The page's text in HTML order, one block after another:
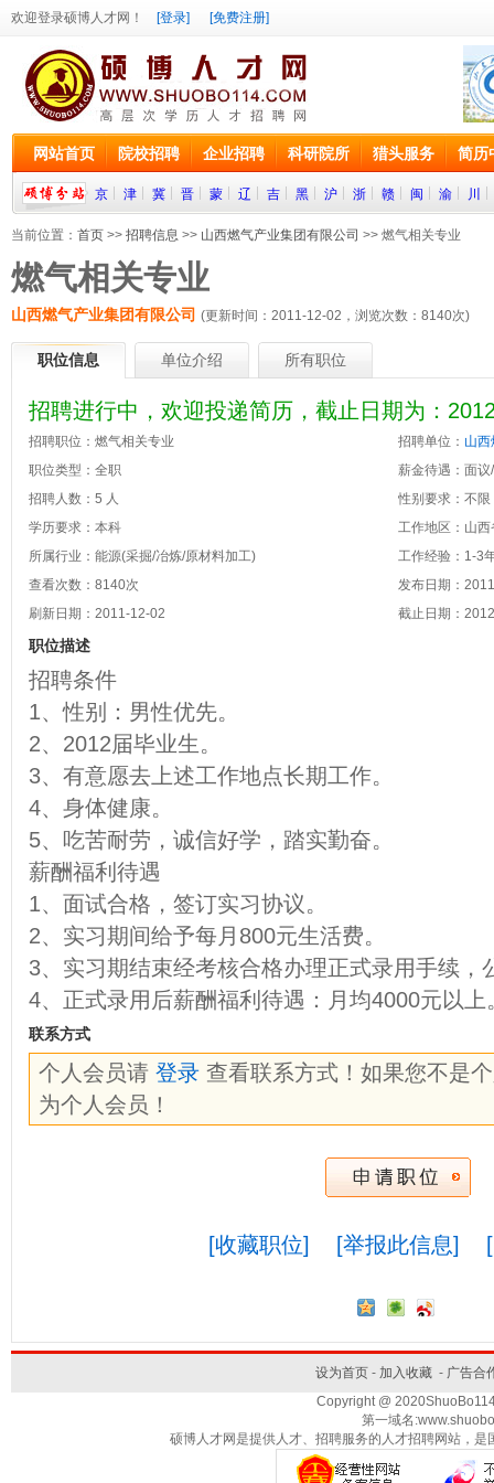
欢迎登录硕博人才网！ [登录] [免费注册]
网站首页 院校招聘 企业招聘 科研院所 猎头服务 简历
京 津 冀 晋 蒙 辽 吉 黑 沪 浙 赣 闽 渝 川
当前位置： 首页 >> 招聘信息 >> 山西燃气产业集团有限公司 >> 燃气相关专业
燃气相关专业
山西燃气产业集团有限公司 (更新时间：2011-12-02，浏览次数： 8140次)
职位信息 单位介绍 所有职位
招聘进行中，欢迎投递简历，截止日期为：
招聘职位：燃气相关专业 招聘单位： 山
职位类型：全职
薪金待遇：面议
招聘人数：5 人
性别要求：不限
学历要求：本科
工作地区：山西
所属行业：能源(采掘/冶炼/原材料加工)
工作经验：1-3
查看次数： 8140次
发布日期：
刷新日期：2011-12-02
截止日期：
职位描述
招聘条件
1、性别：男性优先。
2、2012届毕业生。
3、有意愿去上述工作地点长期工作。
4、身体健康。
5、吃苦耐劳，诚信好学，踏实勤奋。
薪酬福利待遇
1、面试合格，签订实习协议。
2、实习期间给予每月800元生活费。
3、实习期结束经考核合格办理正式录用手续，
4、正式录用后薪酬福利待遇：月均4000元以上
联系方式
个人会员请 登录 查看联系方式！如果您不是
为个人会员！
[收藏职位] [举报此信息]
设为首页- 加入收藏- 广告合
Copyright @
第一域名
硕博人才网是提供人才、招聘服务的人才招聘网站，